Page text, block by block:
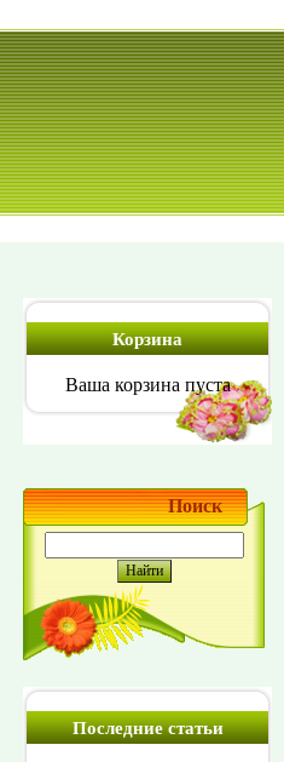
Корзина
Ваша корзина пуста
Поиск
Последние статьи